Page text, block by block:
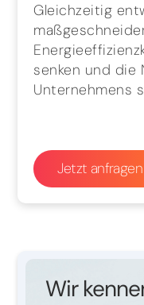
Gleichzeitig
senken und die
Unternehmens
Jetzt anfragen
Wir